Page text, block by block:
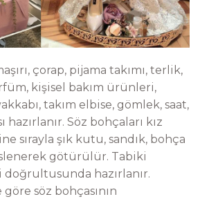
çorap, pijama takımı, terlik,
kişisel bakım ürünleri,
takım elbise, gömlek, saat,
hazırlanır. Söz bohçaları kız
sırayla şık kutu, sandık, bohça
götürülür. Tabiki
hazırlanır.
söz bohçasının